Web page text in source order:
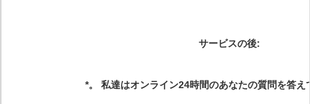
サービスの後:
*。 私達はオンライン24時間のあなたの質問を答え